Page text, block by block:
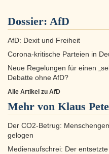
Dossier: AfD
AfD: Dexit und Freiheit
Corona-kritische Parteien in
Neue Regelungen für einen
Debatte ohne AfD?
Alle Artikel zu AfD
Mehr von Klaus
Der CO2-Betrug:
gelogen
Medienaufschrei: Der